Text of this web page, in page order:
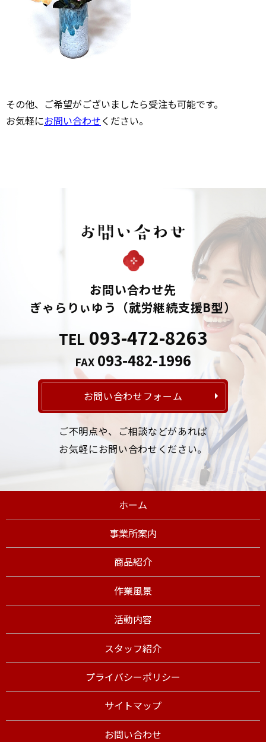
その他、ご希望がございましたら受注も可能です。
お気軽にお問い合わせください。
お問い合わせ先
ぎゃらりぃゆう （就労継続支援B型）
TEL 093-472-8263
FAX 093-482-1996
お問い合わせフォーム
ご不明点や、ご相談などがあれば
お気軽にお問い合わせください。
ホーム
事業所案内
商品紹介
作業風景
活動内容
スタッフ紹介
プライバシーポリシー
サイトマップ
お問い合わせ